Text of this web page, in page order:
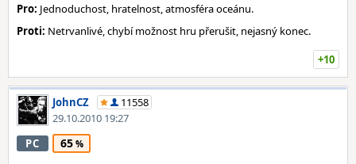
Pro: Jednoduchost, hratelnost, atmosféra oceánu.
Proti: Netrvanlivé, chybí možnost hru přerušit, nejasný konec.
+10
JohnCZ
11558
29.10.2010 19:27
PC
65